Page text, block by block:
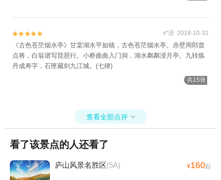

 x*语 2018-10-31
《古色苍茫烟水亭》甘棠湖水平如镜，古色苍茫烟水亭。赤壁周郎曾
点将，白翁谱写琵琶行。小桥曲曲入门洞，湖水粼粼浸月亭。九转炼
丹成寿字，石匣藏剑九江城。(七律)
共15张
查看全部点评 
看了该景点的人还看了
庐山风景名胜区(5A) ¥160起